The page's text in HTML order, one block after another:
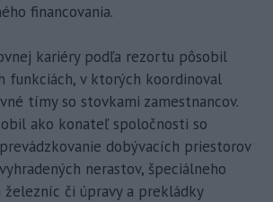
financovania.
kariéry podľa rezortu pôsobil
funkciách, v ktorých koordinoval
tímy so stovkami zamestnancov.
ako konateľ spoločnosti so
dobývacích priestorov
nerastov, špeciálneho
železníc či úpravy a prekládky